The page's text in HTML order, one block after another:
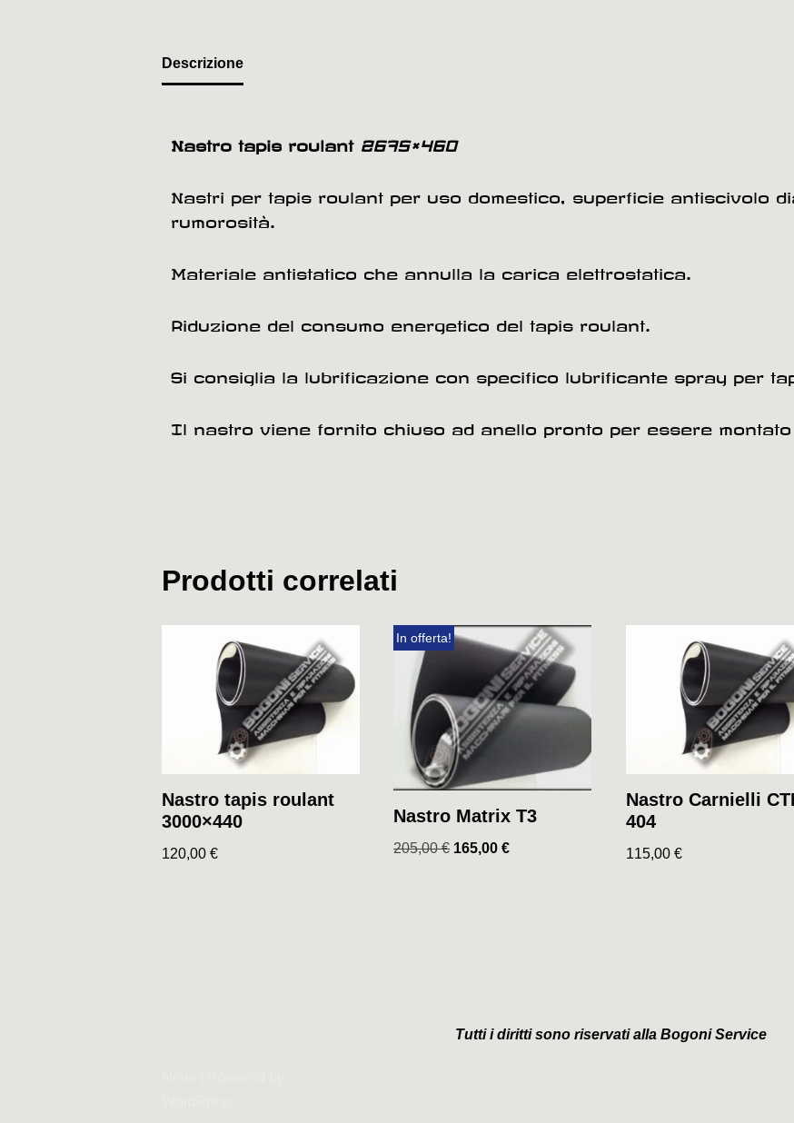
Descrizione
Nastro tapis roulant2675×460
Nastri per tapis roulant per uso domestico, superficie antiscivolo
rumorosità.
Materiale antistatico che annulla la carica elettrostatica.
Riduzione del consumo energetico del tapis roulant.
Si consiglia la lubrificazione con specifico lubrificante spray per
Il nastro viene fornito chiuso ad anello pronto per essere montato
Prodotti correlati
Nastro tapis roulant
3000×440
120,00 €
In offerta!
Nastro Matrix T3
205,00€ 165,00€
Nastro Carnielli
404
115,00 €
Tutti i diritti sono riservati alla Bogoni Service